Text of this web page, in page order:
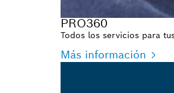
PRO360
Todos los servicios para
Más información